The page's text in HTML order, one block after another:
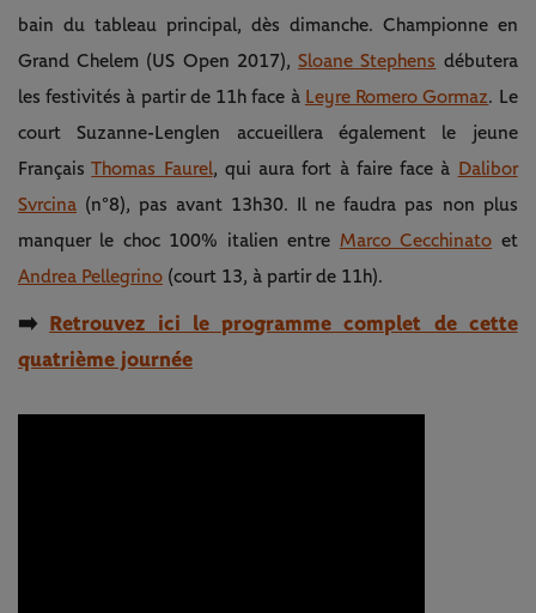
bain du tableau principal, dès dimanche. Championne en
Grand Chelem (US Open 2017),Sloane Stephens débutera
les festivités à partir de 11h face à Leyre Romero Gormaz. Le
court Suzanne-Lenglen accueillera également le jeune
FrançaisThomas Faurel, qui aura fort à faire face à Dalibor
Svrcina (n°8), pas avant 13h30. Il ne faudra pas non plus
manquer le choc 100% italien entre Marco Cecchinato et
Andrea Pellegrino (court 13, à partir de 11h).
➡️
Retrouvez ici le programme complet de cette
quatrième journée